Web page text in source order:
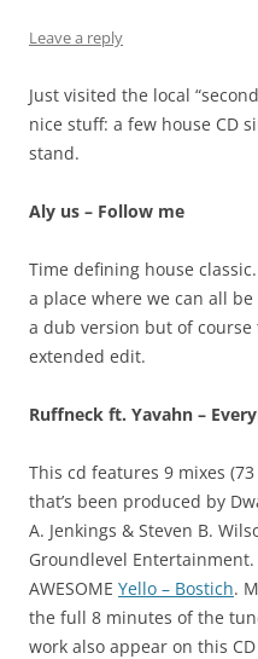
Leave a reply
Just visited the local
nice stuff: a few house CD
stand.
Aly us – Follow me
Time defining house
a place where we can all
a dub version but of
extended edit.
Ruffneck ft. Yavahn –
This cd features 9 mixes
that’s been produced by
A. Jenkings & Steven B.
Groundlevel
AWESOME Yello – Bostich.
the full 8 minutes of the
work also appear on this